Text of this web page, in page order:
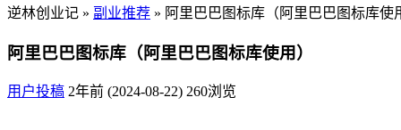
逆林创业记 » 副业推荐 » 阿里巴巴图标库（阿里巴巴图标库使
阿里巴巴图标库（阿里巴巴图标库使用）
用户投稿 2年前 (2024-08-22) 260浏览